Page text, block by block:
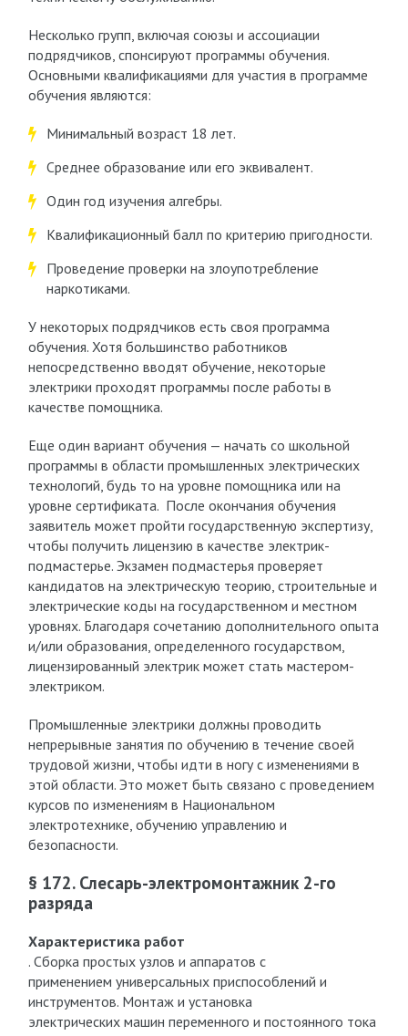
Несколько групп, включая союзы и ассоциации
подрядчиков, спонсируют программы обучения.
Основными квалификациями для участия в программе
обучения являются:
Минимальный возраст 18 лет.
Среднее образование или его эквивалент.
Один год изучения алгебры.
Квалификационный балл по критерию пригодности.
Проведение проверки на злоупотребление
наркотиками.
У некоторых подрядчиков есть своя программа
обучения. Хотя большинство работников
непосредственно вводят обучение, некоторые
электрики проходят программы после работы в
качестве помощника.
Еще один вариант обучения — начать со школьной
программы в области промышленных электрических
технологий, будь то на уровне помощника или на
уровне сертификата. После окончания обучения
заявитель может пройти государственную экспертизу,
чтобы получить лицензию в качестве электрик-
подмастерье. Экзамен подмастерья проверяет
кандидатов на электрическую теорию, строительные и
электрические коды на государственном и местном
уровнях. Благодаря сочетанию дополнительного опыта
и/или образования, определенного государством,
лицензированный электрик может стать мастером-
электриком.
Промышленные электрики должны проводить
непрерывные занятия по обучению в течение своей
трудовой жизни, чтобы идти в ногу с изменениями в
этой области. Это может быть связано с проведением
курсов по изменениям в Национальном
электротехнике, обучению управлению и
безопасности.
§ 172. Слесарь-электромонтажник 2-го
разряда
Характеристика работ
. Сборка простых узлов и аппаратов с
применением универсальных приспособлений и
инструментов. Монтаж и установка
электрических машин переменного и постоянного тока